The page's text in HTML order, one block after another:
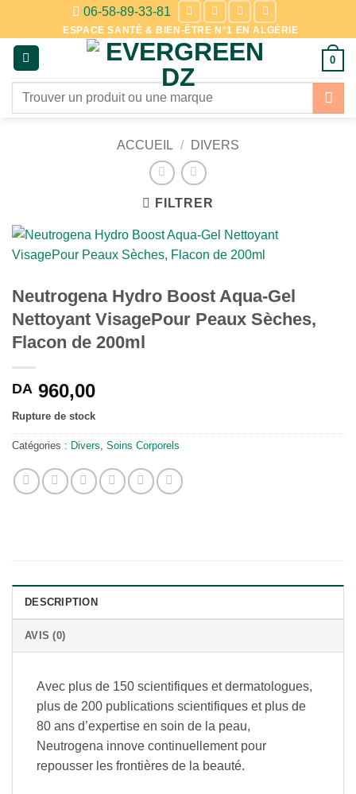
contenu
06-58-89-33-81
ESPACE SANTÉ & BIEN-ÊTRE N°1 EN ALGÉRIE
0
Recherche
ACCUEIL / DIVERS
FILTRER
Neutrogena Hydro Boost Aqua-Gel
Nettoyant VisagePour Peaux Sèches,
Flacon de 200ml
DA 960,00
Rupture de stock
Catégories : Divers, Soins Corporels
DESCRIPTION
AVIS (0)
Avec plus de 150 scientifiques et dermatologues,
plus de 200 publications scientifiques et plus de
80 ans d’expertise en soin de la peau,
Neutrogena innove continuellement pour
repousser les frontières de la beauté.